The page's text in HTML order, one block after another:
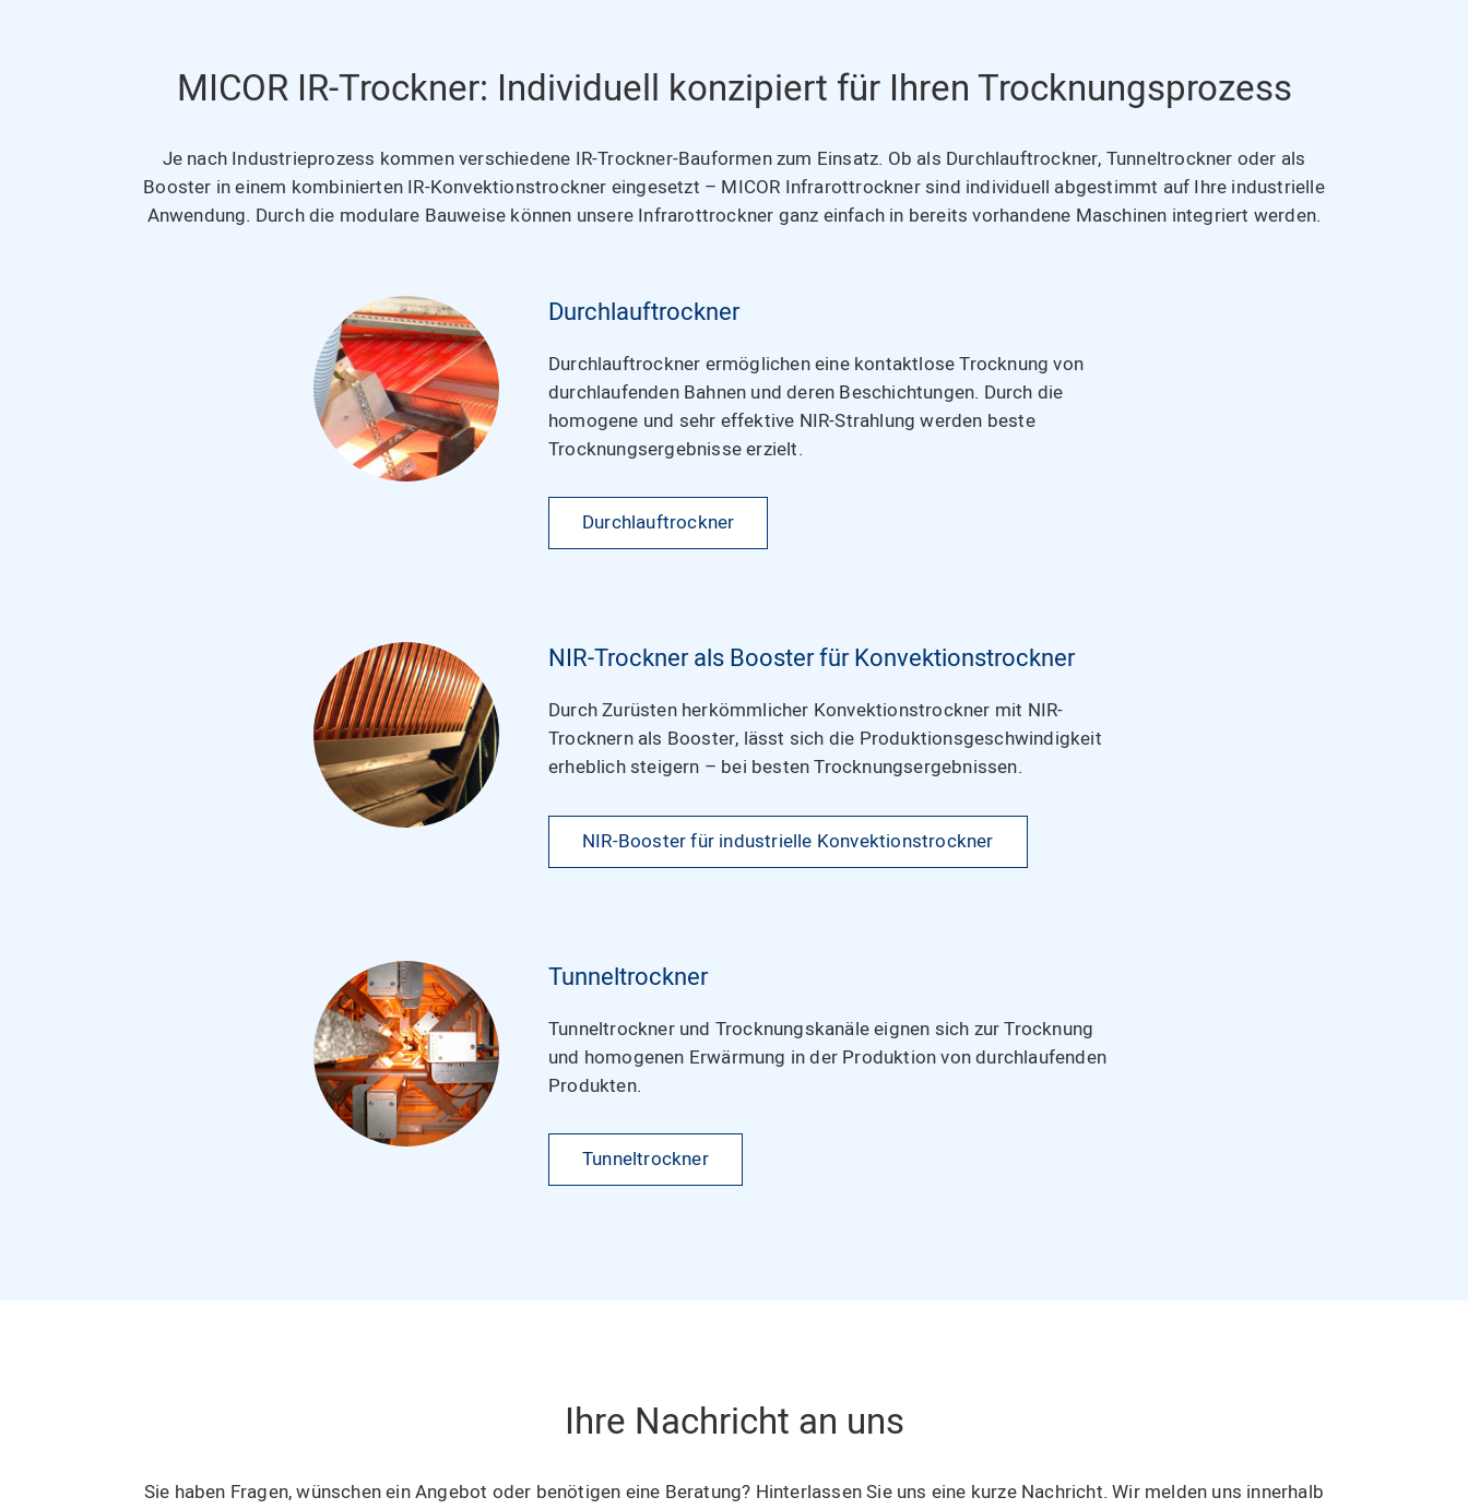
MICOR IR-Trockner: Individuell konzipiert für Ihren Trocknungsprozess
Je nach Industrieprozess kommen verschiedene IR-Trockner-Bauformen zum Einsatz. Ob als Durchlauftrockner, Tunneltrockner oder als
Booster in einem kombinierten IR-Konvektionstrockner eingesetzt – MICOR Infrarottrockner sind individuell abgestimmt auf Ihre industrielle
Anwendung. Durch die modulare Bauweise können unsere Infrarottrockner ganz einfach in bereits vorhandene Maschinen integriert werden.
Durchlauftrockner
Durchlauftrockner ermöglichen eine kontaktlose Trocknung von
durchlaufenden Bahnen und deren Beschichtungen. Durch die
homogene und sehr effektive NIR-Strahlung werden beste
Trocknungsergebnisse erzielt.
Durchlauftrockner
NIR-Trockner als Booster für Konvektionstrockner
Durch Zurüsten herkömmlicher Konvektionstrockner mit NIR-
Trocknern als Booster, lässt sich die Produktionsgeschwindigkeit
erheblich steigern – bei besten Trocknungsergebnissen.
NIR-Booster für industrielle Konvektionstrockner
Tunneltrockner
Tunneltrockner und Trocknungskanäle eignen sich zur Trocknung
und homogenen Erwärmung in der Produktion von durchlaufenden
Produkten.
Tunneltrockner
Ihre Nachricht an uns
Sie haben Fragen, wünschen ein Angebot oder benötigen eine Beratung? Hinterlassen Sie uns eine kurze Nachricht. Wir melden uns innerhalb